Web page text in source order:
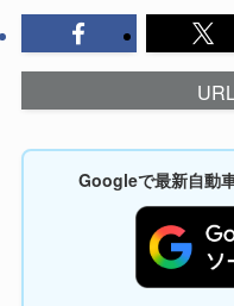
Googleで最新自動